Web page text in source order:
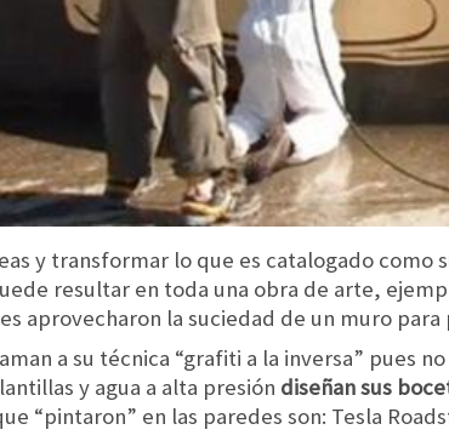
y transformar lo que es catalogado como
resultar en toda una obra de arte,
aprovecharon la suciedad de un muro
a su técnica “grafiti a la inversa” pues
y agua a alta presión diseñan sus
“pintaron” en las paredes son: Tesla